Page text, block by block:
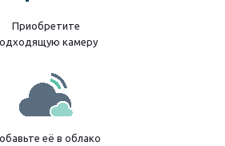
Приобретите
камеру
её в облако